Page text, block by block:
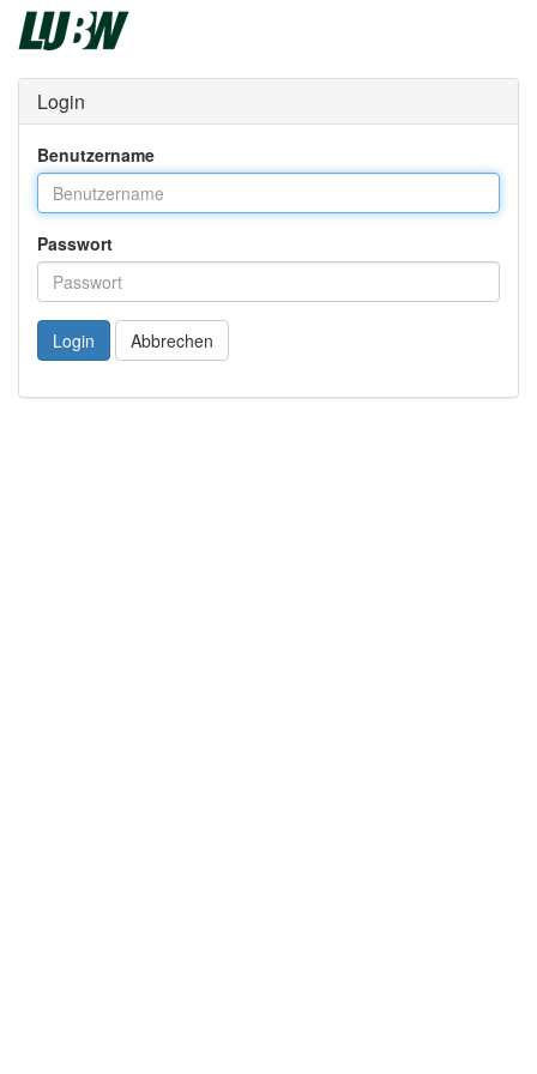
Login
Benutzername
Passwort
Login Abbrechen